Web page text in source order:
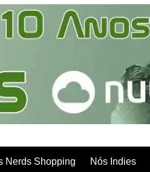
Nerds Shopping Nós Indies